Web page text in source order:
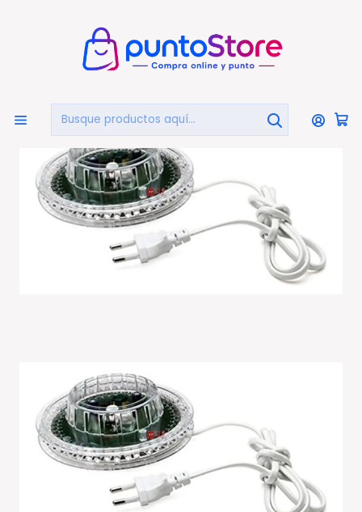
AUDIO Y VIDEO Luces y Efectos Fiesta
Luz Led Ufo Para Fiestas Multicolor - Ps